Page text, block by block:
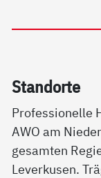
Stand­or­te
Professionelle
AWO am
gesamten
Leverkusen.